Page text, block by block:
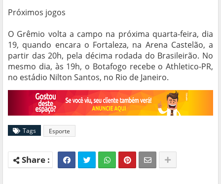
Próximos jogos
O Grêmio volta a campo na próxima quarta-feira, dia
19, quando encara o Fortaleza, na Arena Castelão, a
partir das 20h, pela décima rodada do Brasileirão. No
mesmo dia, às 19h, o Botafogo recebe o Athletico-PR,
no estádio Nilton Santos, no Rio de Janeiro.
Tags Esporte